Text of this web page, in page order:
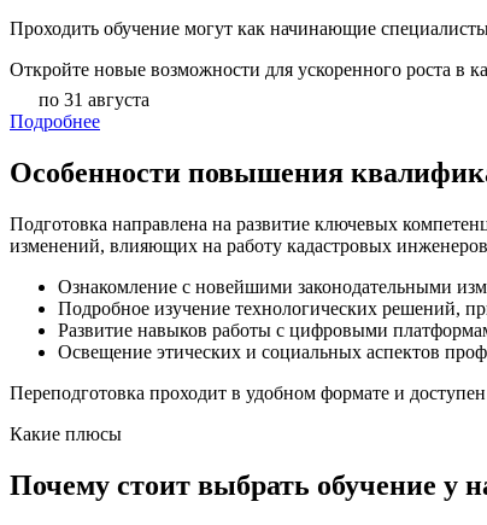
Проходить обучение могут как начинающие
Откройте новые возможности для ускоренного роста в
по 31 августа
Подробнее
Особенности повышения
Подготовка направлена на развитие ключевых
изменений, влияющих на работу кадастровых
Ознакомление с новейшими законодательными
Подробное изучение технологических решений,
Развитие навыков работы с цифровыми
Освещение этических и социальных аспектов
Переподготовка проходит в удобном формате и
Какие плюсы
Почему стоит выбрать обучение у